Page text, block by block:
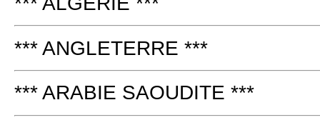
*** ANGLETERRE ***
*** ARABIE SAOUDITE ***